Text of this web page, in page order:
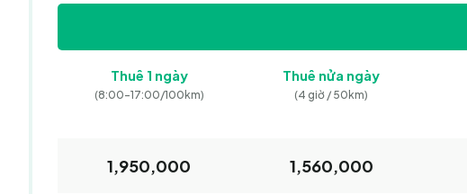
Thuê 1 ngày
(8:00-17:00/100km)
Thuê nửa ngày
(4 giờ / 50km)
1,950,000 1,560,000